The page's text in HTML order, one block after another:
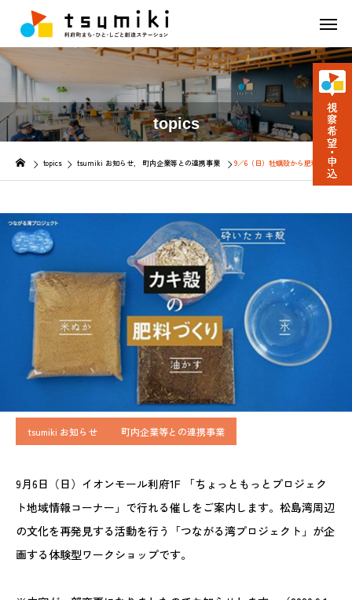
topics
topics tsumiki お知らせ 町内企業等との連携事業 9／6（日）牡蠣殻から肥料づくり体
tsumiki お知らせ 町内企業等との連携事業
9月6日（日）イオンモール利府1F 「ちょっともっとプロジェク
ト地域情報コーナー」で行れる催しをご案内します。松島湾周辺
の文化を再発見する活動を行う「つながる湾プロジェクト」が企
画する体験型ワークショップです。